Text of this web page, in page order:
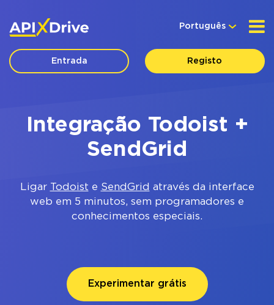
Português
Entrada Registo
Integração Todoist +
SendGrid
Ligar Todoist e SendGrid através da interface
web em 5 minutos, sem programadores e
conhecimentos especiais.
Experimentar grátis